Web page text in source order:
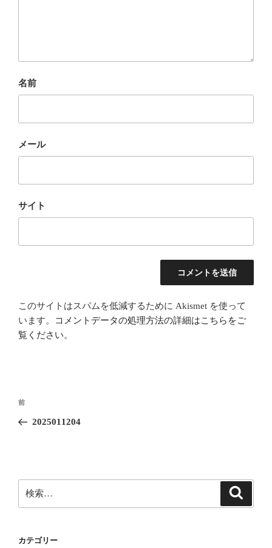
名前
メール
サイト
このサイトはスパムを低減するために Akismet を使って
います。
コメントデータの処理方法の詳細はこちらをご
覧ください。
投
ナ
ー
シ
前
の
前
2025011204
索:
カテゴリー